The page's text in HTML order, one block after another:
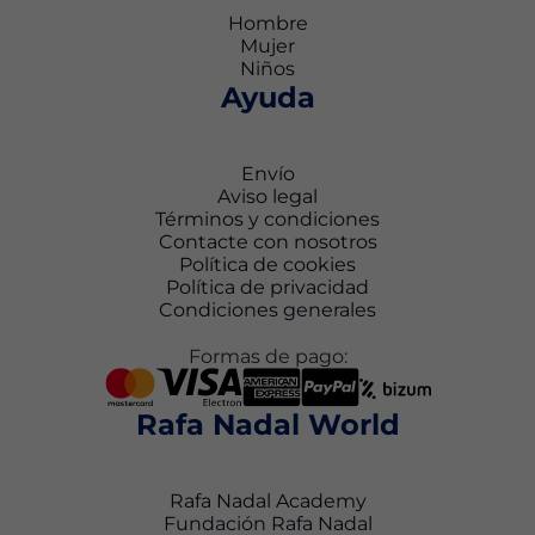
Hombre
Mujer
Niños
Ayuda
Envío
Aviso legal
Términos y condiciones
Contacte con nosotros
Política de cookies
Política de privacidad
Condiciones generales
Formas de pago:
Rafa Nadal World
Rafa Nadal Academy
Fundación Rafa Nadal